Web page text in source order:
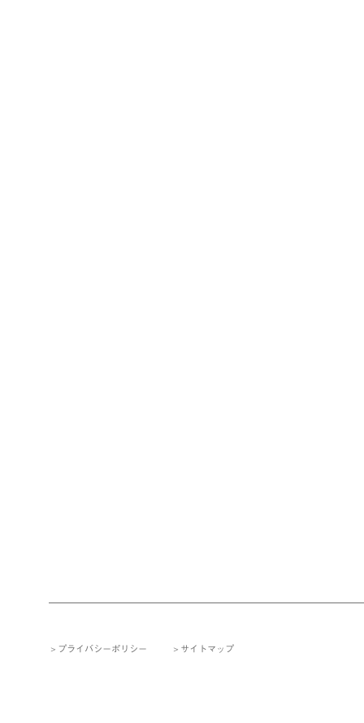
プライバシーポリシー サイトマップ